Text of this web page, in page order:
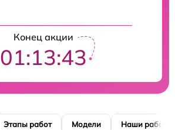
Конец акции
01:13:42
Этапы работ Модели Наши работы